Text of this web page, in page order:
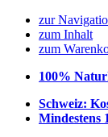
zur
zum Inhalt
zum
100%
Schweiz:
Mindestens